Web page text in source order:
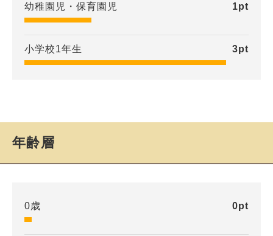
幼稚園児・保育園児 1pt
小学校1年生 3pt
年齢層
0歳 0pt